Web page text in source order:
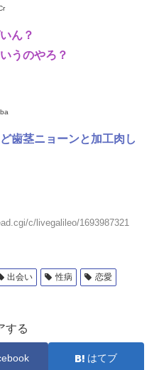
ん？
うのやろ？
歯茎ニョーンと加工肉し
c/livegalileo/1693987321
出会い 性病
恋愛
する
はてブ